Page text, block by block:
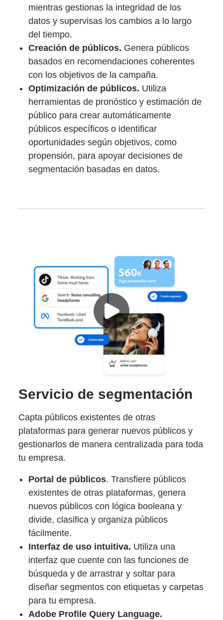
mientras gestionas la integridad de los
datos y supervisas los cambios a lo largo
del tiempo.
Creación de públicos. Genera públicos
basados en recomendaciones coherentes
con los objetivos de la campaña.
Optimización de públicos. Utiliza
herramientas de pronóstico y estimación de
público para crear automáticamente
públicos específicos o identificar
oportunidades según objetivos, como
propensión, para apoyar decisiones de
segmentación basadas en datos.
Servicio de segmentación
Capta públicos existentes de otras
plataformas para generar nuevos públicos y
gestionarlos de manera centralizada para toda
tu empresa.
Portal de públicos. Transfiere públicos
existentes de otras plataformas, genera
nuevos públicos con lógica booleana y
divide, clasifica y organiza públicos
fácilmente.
Interfaz de uso intuitiva. Utiliza una
interfaz que cuente con las funciones de
búsqueda y de arrastrar y soltar para
diseñar segmentos con etiquetas y carpetas
para tu empresa.
Adobe Profile Query Language.